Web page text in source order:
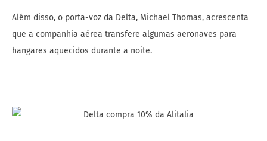
Além disso, o porta-voz da Delta, Michael Thomas, acrescenta
que a companhia aérea transfere algumas aeronaves para
hangares aquecidos durante a noite.